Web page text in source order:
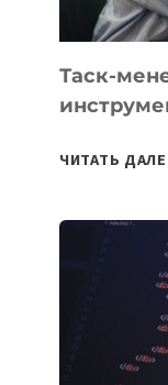
Таск-
ЧИТАТЬ